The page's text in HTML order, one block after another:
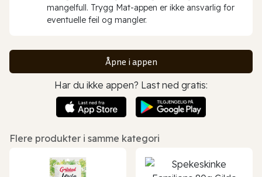
mangelfull. Trygg Mat-appen er ikke ansvarlig for
eventuelle feil og mangler.
Åpne i appen
Har du ikke appen? Last ned gratis:
Flere produkter i samme kategori